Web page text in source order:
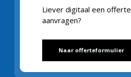
Liever digitaal een offerte
aanvragen?
Naar offerteformulier